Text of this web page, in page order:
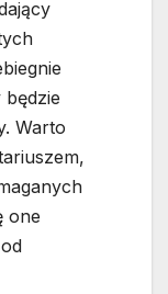
Warto
one